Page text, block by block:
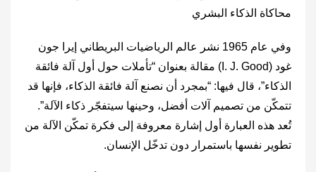
محاكاة الذكاء البشري
وفي عام 1965 نشر عالم الرياضيات البريطاني إيرا جون
غود (‎I. J. Good‎) مقالة بعنوان “تأملات حول أول آلة فائقة
الذكاء”، قال فيها: “بمجرد أن نصنع آلة فائقة الذكاء، فإنها قد
تتمكّن من تصميم آلات أفضل، وحينها سيتفجّر ذكاء الآلة”.
تُعد هذه العبارة أول إشارة معروفة إلى فكرة تمكّن الآلة من
تطوير نفسها باستمرار دون تدخّل الإنسان.